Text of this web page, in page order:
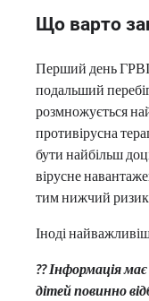
Що варто
Перший день ГРВІ
подальший
розмножується
противірусна
бути найбільш
вірусне
тим нижчий ризик
Іноді
?? Інформація
дітей повинно